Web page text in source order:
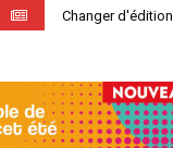
Changer d'édition